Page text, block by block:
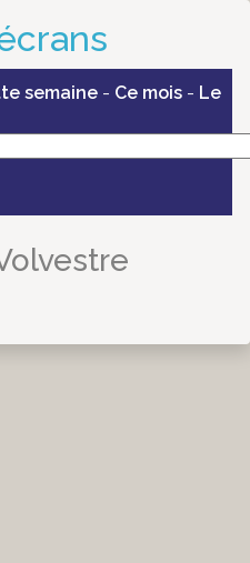
semaine - Ce mois - Le